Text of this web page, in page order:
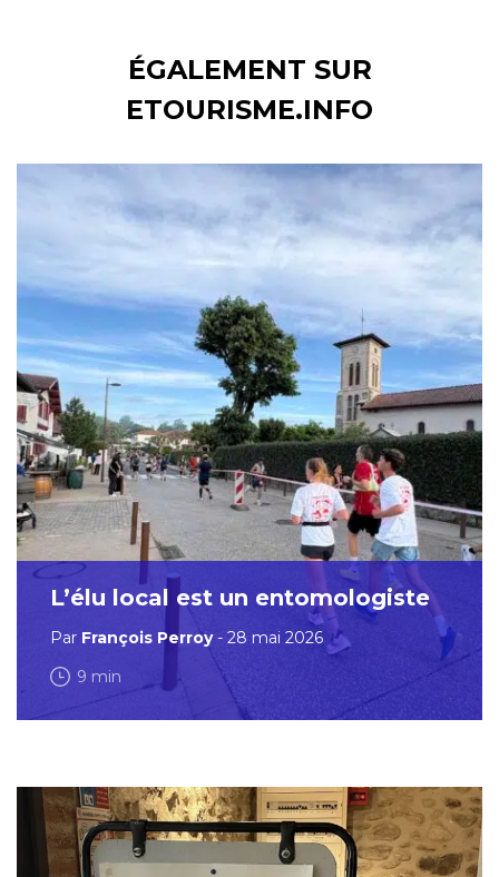
ÉGALEMENT SUR
ETOURISME.INFO
L’élu local est un entomologiste
Par François Perroy- 28 mai 2026
9 min